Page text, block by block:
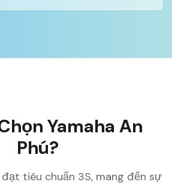
Yamaha An
Phú?
tiêu chuẩn 3S, mang đến sự